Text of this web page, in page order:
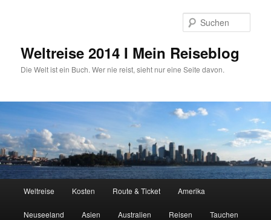
Weltreise 2014 I Mein Reiseblog
Die Welt ist ein Buch. Wer nie reist, sieht nur eine Seite davon.
Weltreise Kosten Route & Ticket Amerika
Neuseeland Asien Australien Reisen Tauchen